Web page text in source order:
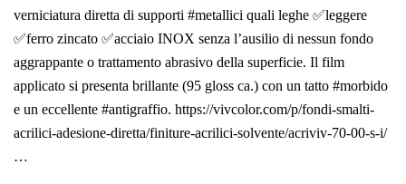
verniciatura diretta di supporti #metallici quali leghe ✅leggere
✅ferro zincato ✅acciaio INOX senza l’ausilio di nessun fondo
aggrappante o trattamento abrasivo della superficie. Il film
applicato si presenta brillante (95 gloss ca.) con un tatto #morbido
e un eccellente #antigraffio. https://vivcolor.com/p/fondi-smalti-
acrilici-adesione-diretta/finiture-acrilici-solvente/acriviv-70-00-s-i/
…